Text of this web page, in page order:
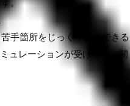
。
手箇所をじっくり勉強できる
ュレーションが受けられ、間